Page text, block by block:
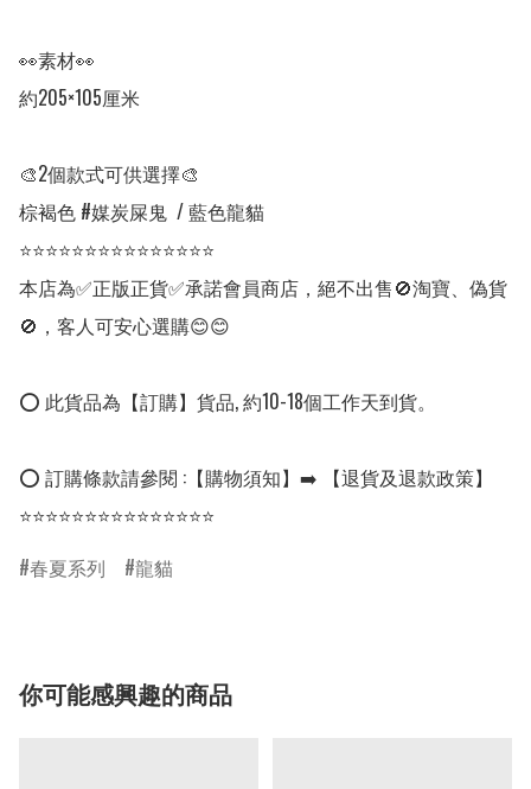
👀素材👀
約205×105厘米
🎨2個款式可供選擇🎨
棕褐色 #媒炭屎鬼  / 藍色龍貓
⭐⭐⭐⭐⭐⭐⭐⭐⭐⭐⭐⭐⭐⭐⭐
本店為✅正版正貨✅承諾會員商店，絕不出售🚫淘寶、偽貨
🚫，客人可安心選購😊😊
⭕ 此貨品為【訂購】貨品, 約10-18個工作天到貨。
⭕ 訂購條款請參閱 :【購物須知】➡️ 【退貨及退款政策】
⭐⭐⭐⭐⭐⭐⭐⭐⭐⭐⭐⭐⭐⭐⭐
春夏系列
龍貓
你可能感興趣的商品